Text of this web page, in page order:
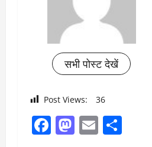
सभी पोस्ट देखें
Post Views: 36
Facebook
Mastodon
Email